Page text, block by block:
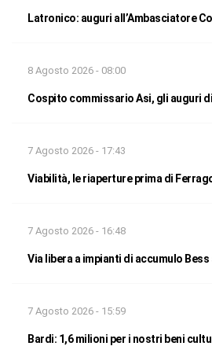
Latronico: auguri all’Ambasciatore
8 Agosto 2026 - 08:00
Cospito commissario Asi, gli auguri
7 Agosto 2026 - 17:43
Viabilità, le riaperture prima di
7 Agosto 2026 - 16:48
Via libera a impianti di accumulo
7 Agosto 2026 - 15:59
Bardi: 1,6 milioni per i nostri beni